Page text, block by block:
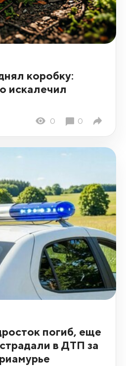
коробку:
искалечил
0 0
погиб, еще
в ДТП за